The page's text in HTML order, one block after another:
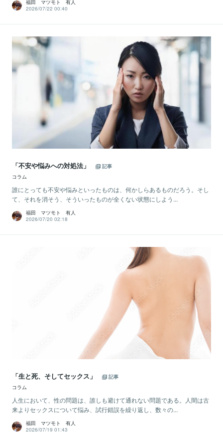
福田 マツモト 有人
2026/07/22 00:40
「不安や悩みへの対処法」
記事
コラム
誰にとっても不安や悩みといったものは、何かしらあるものだろう。そし
て、それを消そう、そういったものが全くない状態にしよう...
福田 マツモト 有人
2026/07/20 02:18
「生と死、そしてセックス」
記事
コラム
人生において、性の問題は、誰しも避けて通れない問題である。人間は古
来よりセックスについて悩み、試行錯誤を繰り返し、数々の...
福田 マツモト 有人
2026/07/19 01:43